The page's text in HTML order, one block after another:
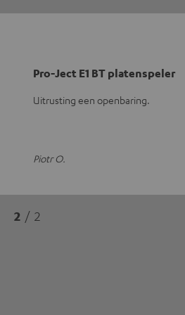
Pro-Ject E1 BT platenspeler
Uitrusting een openbaring.
Piotr O.
2 / 2